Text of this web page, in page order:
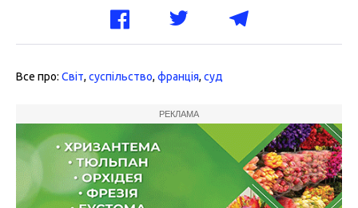
Все про: Світ, суспільство, франція, суд
РЕКЛАМА